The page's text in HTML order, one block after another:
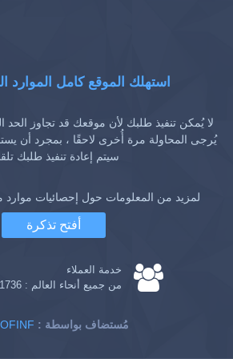
استهلك الموقع كامل الموارد
لا يُمكن تنفيذ طلبك لأن موقعك قد تجاوز الحد
يُرجى المحاولة مرة أُخرى لاحقًا ، بمجرد أن
سيتم إعادة تنفيذ طلبك
لمزيد من المعلومات حول إحصائيات
أفتح تذكرة
خدمة العملاء
من جميع أنحاء العالم :
: مُستضاف بواسطة